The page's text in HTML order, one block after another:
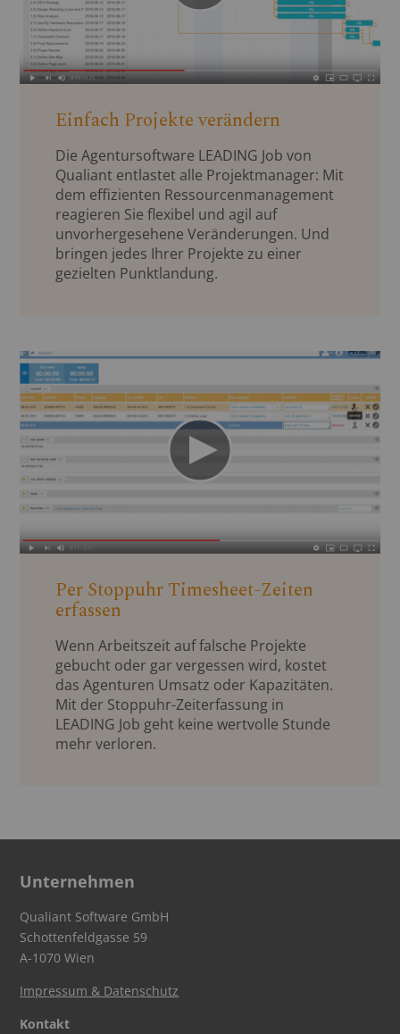
Einfach Projekte verändern
Die Agentursoftware LEADING Job von
Qualiant entlastet alle Projektmanager: Mit
dem effizienten Ressourcenmanagement
reagieren Sie flexibel und agil auf
unvorhergesehene Veränderungen. Und
bringen jedes Ihrer Projekte zu einer
gezielten Punktlandung.
Per Stoppuhr Timesheet-Zeiten
erfassen
Wenn Arbeitszeit auf falsche Projekte
gebucht oder gar vergessen wird, kostet
das Agenturen Umsatz oder Kapazitäten.
Mit der Stoppuhr-Zeiterfassung in
LEADING Job geht keine wertvolle Stunde
mehr verloren.
Unternehmen
Qualiant Software GmbH
Schottenfeldgasse 59
A-1070 Wien
Impressum & Datenschutz
Kontakt